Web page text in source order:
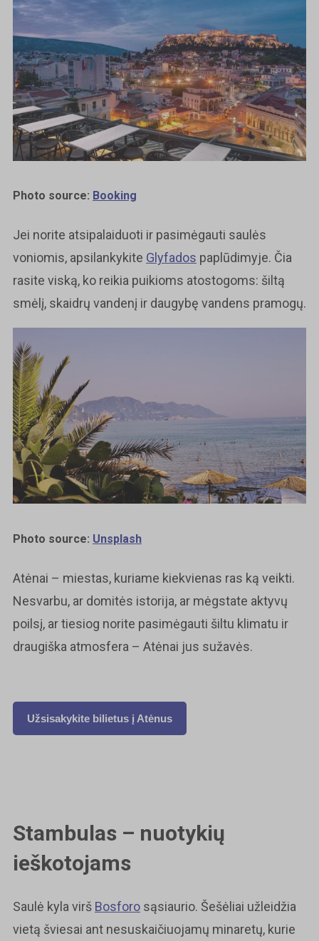
Photo source: Booking
Jei norite atsipalaiduoti ir pasimėgauti saulės
voniomis, apsilankykite Glyfados paplūdimyje. Čia
rasite viską, ko reikia puikioms atostogoms: šiltą
smėlį, skaidrų vandenį ir daugybę vandens pramogų.
Photo source: Unsplash
Atėnai – miestas, kuriame kiekvienas ras ką veikti.
Nesvarbu, ar domitės istorija, ar mėgstate aktyvų
poilsį, ar tiesiog norite pasimėgauti šiltu klimatu ir
draugiška atmosfera – Atėnai jus sužavės.
Užsisakykite bilietus į Atėnus
Stambulas – nuotykių
ieškotojams
Saulė kyla virš Bosforo sąsiaurio. Šešėliai užleidžia
vietą šviesai ant nesuskaičiuojamų minaretų, kurie